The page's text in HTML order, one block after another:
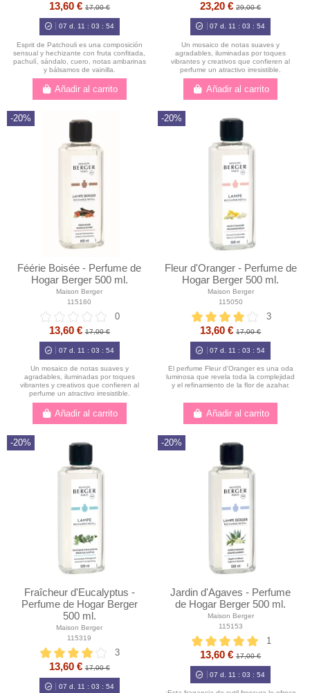
13,60 €17,00 €
07 d. 11 :03 :52
Esprit de Patchouli es una composición
sensual y hechizante con fruta confitada,
pachulí, sándalo, cuero, notas ambarinas
y bálsamos de vainilla.
Añadir al carrito
23,20 €29,00 €
07 d. 11 :03 :52
Un mosaico de notas suaves y
agradables, iluminadas por toques
vibrantes y creativos que confieren al
perfume un atractivo irresistible.​
Añadir al carrito
-20%
Féérie Boisée - Perfume de
Hogar Berger 500 ml.
Maison Berger
115160
0
13,60 €17,00 €
07 d. 11 :03 :52
Un mosaico de notas suaves y
agradables, iluminadas por toques
vibrantes y creativos que confieren al
perfume un atractivo irresistible.
Añadir al carrito
-20%
Fleur d'Oranger - Perfume de
Hogar Berger 500 ml.
Maison Berger
115050
3
13,60 €17,00 €
07 d. 11 :03 :52
El perfume Fleur d'Oranger es una oda
luminosa que revela toda la complejidad
y el refinamiento de la flor de azahar.
Añadir al carrito
-20%
Fraîcheur d'Eucalyptus -
Perfume de Hogar Berger
500 ml.
Maison Berger
115319
3
13,60 €17,00 €
07 d. 11 :03 :52
-20%
Jardin d'Agaves - Perfume
de Hogar Berger 500 ml.
Maison Berger
115153
1
13,60 €17,00 €
07 d. 11 :03 :52